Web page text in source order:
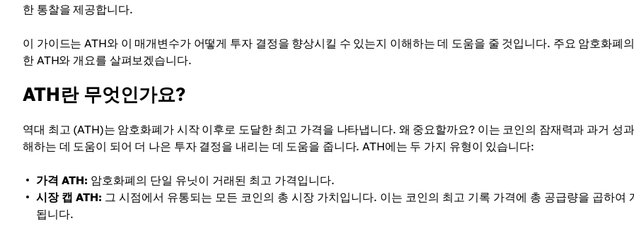
한 통찰을 제공합니다.
이 가이드는 ATH와 이 매개변수가 어떻게 투자 결정을 향상시킬 수 있는지 이해하는 데 도움을 줄 것입니다. 주요 암호화폐
한 ATH와 개요를 살펴보겠습니다.
ATH란 무엇인가요?
역대 최고 (ATH)는 암호화폐가 시작 이후로 도달한 최고 가격을 나타냅니다. 왜 중요할까요? 이는 코인의 잠재력과 과거 성
해하는 데 도움이 되어 더 나은 투자 결정을 내리는 데 도움을 줍니다. ATH에는 두 가지 유형이 있습니다:
가격 ATH: 암호화폐의 단일 유닛이 거래된 최고 가격입니다.
시장 캡 ATH: 그 시점에서 유통되는 모든 코인의 총 시장 가치입니다. 이는 코인의 최고 기록 가격에 총 공급량을 곱하여
됩니다.